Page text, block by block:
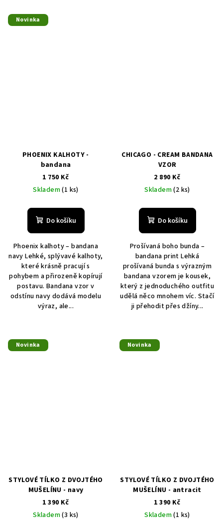
Novinka
PHOENIX KALHOTY -
bandana
1 750 Kč
Skladem(1 ks)
Do košíku
Phoenix kalhoty – bandana
navy Lehké, splývavé kalhoty,
které krásně pracují s
pohybem a přirozeně kopírují
postavu. Bandana vzor v
odstínu navy dodává modelu
výraz, ale...
CHICAGO - CREAM BANDANA
VZOR
2 890 Kč
Skladem(2 ks)
Do košíku
Prošívaná boho bunda –
bandana print Lehká
prošívaná bunda s výrazným
bandana vzorem je kousek,
který z jednoduchého outfitu
udělá něco mnohem víc. Stačí
ji přehodit přes džíny...
Novinka
STYLOVÉ TÍLKO Z DVOJTÉHO
MUŠELÍNU - navy
1 390 Kč
Skladem(3 ks)
Novinka
STYLOVÉ TÍLKO Z DVOJTÉHO
MUŠELÍNU - antracit
1 390 Kč
Skladem(1 ks)